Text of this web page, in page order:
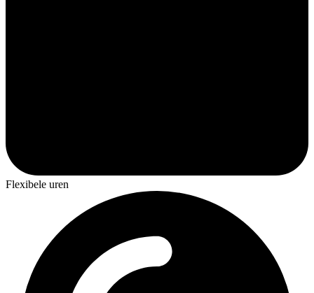
Flexibele uren